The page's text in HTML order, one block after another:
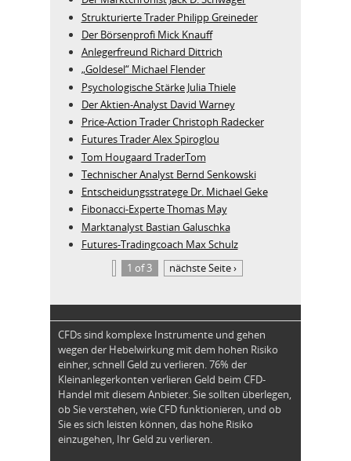
Strukturierte Trader Philipp Greineder
Der Börsenprofi Mick Knauff
Anlegerfreund Richard Dittrich
„Goldesel“ Michael Flender
Psychologische Stärke Julia Thiele
Der Aktien-Analyst David Warney
Price-Action Trader Christoph Radecker
Futures Trader Alex Spiroglou
Tom Hougaard TraderTom
Technischer Analyst Bernd Senkowski
Entscheidungsstratege Dr. Michael Geke
Fibonacci-Experte Thomas May
Marktanalyst Bastian Galuschka
Futures-Tradingcoach Max Schulz
1 of 3
nächste Seite ›
CFDs sind komplexe Instrumente und gehen
wegen der Hebelwirkung mit dem hohen Risiko
einher, schnell Geld zu verlieren. 76% der
Kleinanlegerkonten verlieren Geld beim CFD-
Handel mit diesem Anbieter. Sie sollten überlegen,
ob Sie verstehen, wie CFD funktionieren, und ob
Sie es sich leisten können, das hohe Risiko
einzugehen, Ihr Geld zu verlieren.